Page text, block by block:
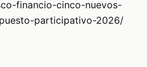
financio-cinco-nuevos-
participativo-2026/